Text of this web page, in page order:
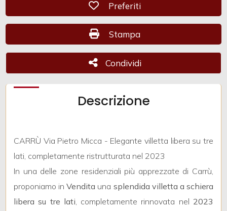
Preferiti: Cod. CAM 1138
Preferiti
Stampa: Cod. CAM 1138
Stampa
Condividi
Condividi
Descrizione
CARRÙ Via Pietro Micca - Elegante villetta libera su tre
lati, completamente ristrutturata nel 2023
In una delle zone residenziali più apprezzate di Carrù,
proponiamo inVendita una splendida villetta a schiera
libera su tre lati, completamente rinnovata nel 2023
Prezzo